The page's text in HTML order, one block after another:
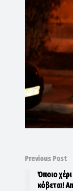
Previous Post
Όποιο
κόβεται!